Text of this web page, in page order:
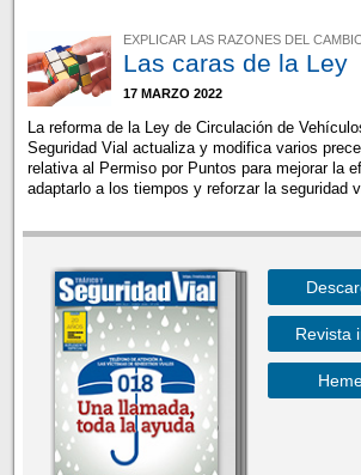
EXPLICAR LAS RAZONES DEL
Las caras de la Ley
17 MARZO 2022
La reforma de la Ley de Circulación de
Seguridad Vial actualiza y modifica varios
relativa al Permiso por Puntos para mejorar la
adaptarlo a los tiempos y reforzar la seguridad
Revista